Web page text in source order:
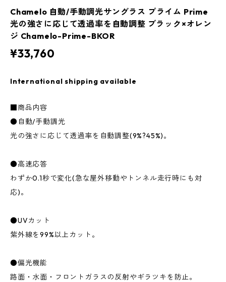
Chamelo 自動/手動調光サングラス プライム Prime
光の強さに応じて透過率を自動調整 ブラック×オレン
ジ Chamelo-Prime-BKOR
¥33,760
International shipping available
■商品内容
●自動/手動調光
光の強さに応じて透過率を自動調整(9%?45%)。
●高速応答
わずか0.1秒で変化(急な屋外移動やトンネル走行時にも対
応)。
●UVカット
紫外線を99%以上カット。
●偏光機能
路面・水面・フロントガラスの反射やギラツキを防止。